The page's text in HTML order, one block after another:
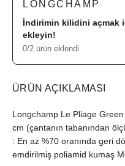
LONGCHAMP
İndirimin kilidini açmak
ekleyin!
0/2 ürün eklendi
ÜRÜN AÇIKLAMASI
Longchamp Le Pliage
cm (çantanın tabanından
: En az %70 oranında geri
emdirilmiş poliamid kumaş